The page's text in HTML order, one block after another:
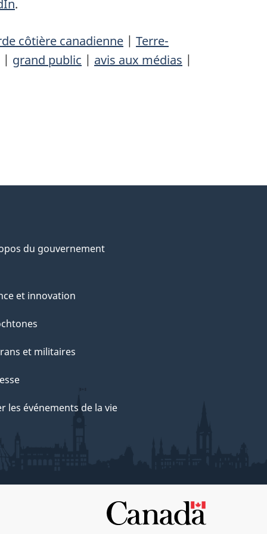
.
côtière canadienne | Terre-
| grand public | avis aux médias |
du gouvernement
et innovation
et militaires
les événements de la vie